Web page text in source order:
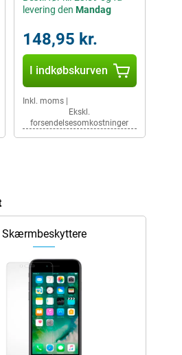
levering den Mandag
148,95 kr.
I indkøbskurven
Inkl. moms|
Ekskl.
forsendelsesomkostninger
Skærmbeskyttere